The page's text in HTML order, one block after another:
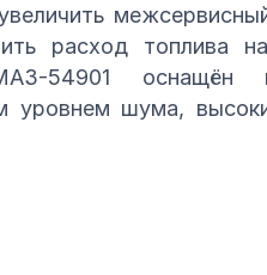
расход топлива
54901 оснащён
уровнем шума,